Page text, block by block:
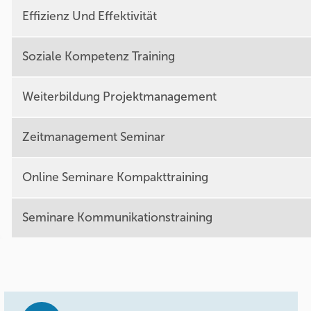
Effizienz Und Effektivität
Soziale Kompetenz Training
Weiterbildung Projektmanagement
Zeitmanagement Seminar
Online Seminare Kompakttraining
Seminare Kommunikationstraining